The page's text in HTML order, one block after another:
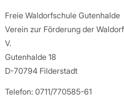
Freie Waldorfschule Gutenhalde
Verein zur Förderung der
V.
Gutenhalde 18
D-70794 Filderstadt
Telefon: 0711/770585-61